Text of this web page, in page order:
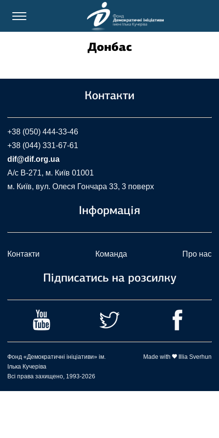
Донбас
Контакти
+38 (050) 444-33-46
+38 (044) 331-67-61
dif@dif.org.ua
A/c В-271, м. Київ 01001
м. Київ, вул. Олеся Гончара 33, 3 поверх
Інформація
Контакти Команда Про нас
Підписатись на розсилку
Фонд «Демократичні ініціативи» ім.
Ілька Кучеріва
Всі права захищено, 1993-2026
Made with Illia Sverhun